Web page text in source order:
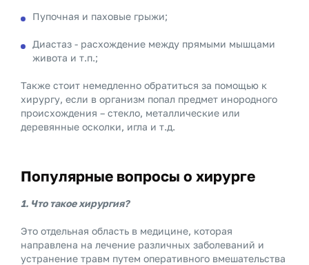
Пупочная и паховые грыжи;
Диастаз - расхождение между прямыми мышцами
живота и т.п.;
Также стоит немедленно обратиться за помощью к
хирургу, если в организм попал предмет инородного
происхождения – стекло, металлические или
деревянные осколки, игла и т.д.
Популярные вопросы о хирурге
1. Что такое хирургия?
Это отдельная область в медицине, которая
направлена на лечение различных заболеваний и
устранение травм путем оперативного вмешательства